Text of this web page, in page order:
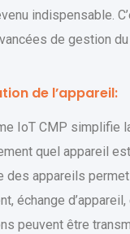
indispensable.
de gestion
de l’appareil:
IoT CMP simplifie
quel appareil
des appareils
échange
peuvent être